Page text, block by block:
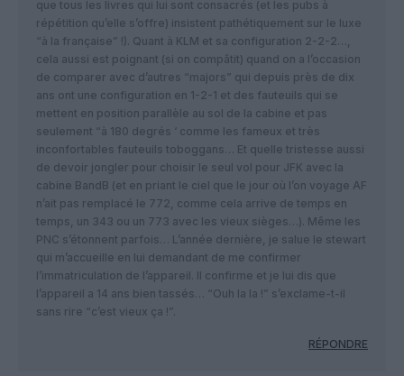
que tous les livres qui lui sont consacrés (et les pubs à
répétition qu’elle s’offre) insistent pathétiquement sur le luxe
“à la française” !). Quant à KLM et sa configuration 2-2-2…,
cela aussi est poignant (si on compâtit) quand on a l’occasion
de comparer avec d’autres “majors” qui depuis près de dix
ans ont une configuration en 1-2-1 et des fauteuils qui se
mettent en position parallèle au sol de la cabine et pas
seulement “à 180 degrés ‘ comme les fameux et très
inconfortables fauteuils toboggans… Et quelle tristesse aussi
de devoir jongler pour choisir le seul vol pour JFK avec la
cabine BandB (et en priant le ciel que le jour où l’on voyage AF
n’ait pas remplacé le 772, comme cela arrive de temps en
temps, un 343 ou un 773 avec les vieux sièges…). Même les
PNC s’étonnent parfois… L’année dernière, je salue le stewart
qui m’accueille en lui demandant de me confirmer
l’immatriculation de l’appareil. Il confirme et je lui dis que
l’appareil a 14 ans bien tassés… “Ouh la la !” s’exclame-t-il
sans rire “c’est vieux ça !”.
RÉPONDRE